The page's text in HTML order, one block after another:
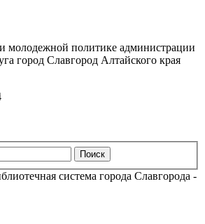
молодежной политике администрации
город Славгород Алтайского края
система города Славгорода -